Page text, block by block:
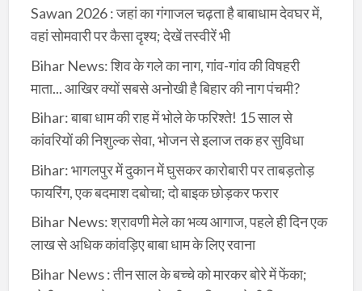
Sawan 2026 : जहां का गंगाजल चढ़ता है बाबाधाम देवघर में,
वहां सोमवारी पर कैसा दृश्य; देखें तस्वीरें भी
Bihar News: शिव के गले का नाग, गांव-गांव की विषहरी
माता... आखिर क्यों सबसे अनोखी है बिहार की नाग पंचमी?
Bihar: बाबा धाम की राह में भोले के फरिश्ते! 15 साल से
कांवरियों की निशुल्क सेवा, भोजन से इलाज तक हर सुविधा
Bihar: भागलपुर में दुकान में घुसकर कारोबारी पर ताबड़तोड़
फायरिंग, एक बदमाश दबोचा; दो बाइक छोड़कर फरार
Bihar News: श्रावणी मेले का भव्य आगाज, पहले ही दिन एक
लाख से अधिक कांवड़िए बाबा धाम के लिए रवाना
Bihar News : तीन साल के बच्चे को मारकर बोरे में फेंका;